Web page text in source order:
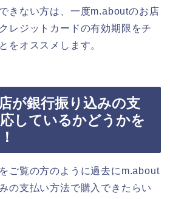
きない方は、一度m.aboutのお店
レジットカードの有効期限をチ
をオススメします。
が銀行振り込みの支
しているかどうかを
ご覧の方のように過去にm.about
の支払い方法で購入できたらい